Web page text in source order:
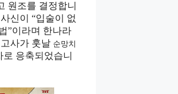
원조를 결정합니
신이 “입술이 없
”이라며 한나라
사가 훗날 순망치
응축되었습니